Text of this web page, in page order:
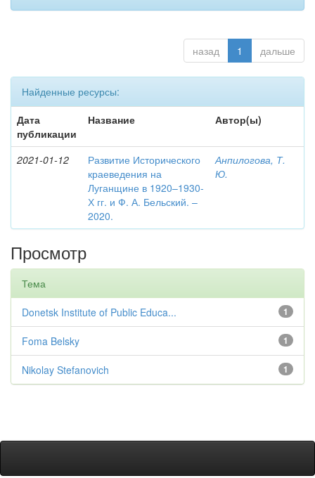
назад 1 дальше
Найденные ресурсы:
Дата
публикации
Название Автор(ы)
2021-01-12
Развитие Исторического
краеведения на
Луганщине в 1920–1930-
Х гг. и Ф. А. Бельский. –
2020.
Анпилогова, Т.
Ю.
Просмотр
Тема
1
Donetsk Institute of Public Educa...
1
Foma Belsky
1
Nikolay Stefanovich